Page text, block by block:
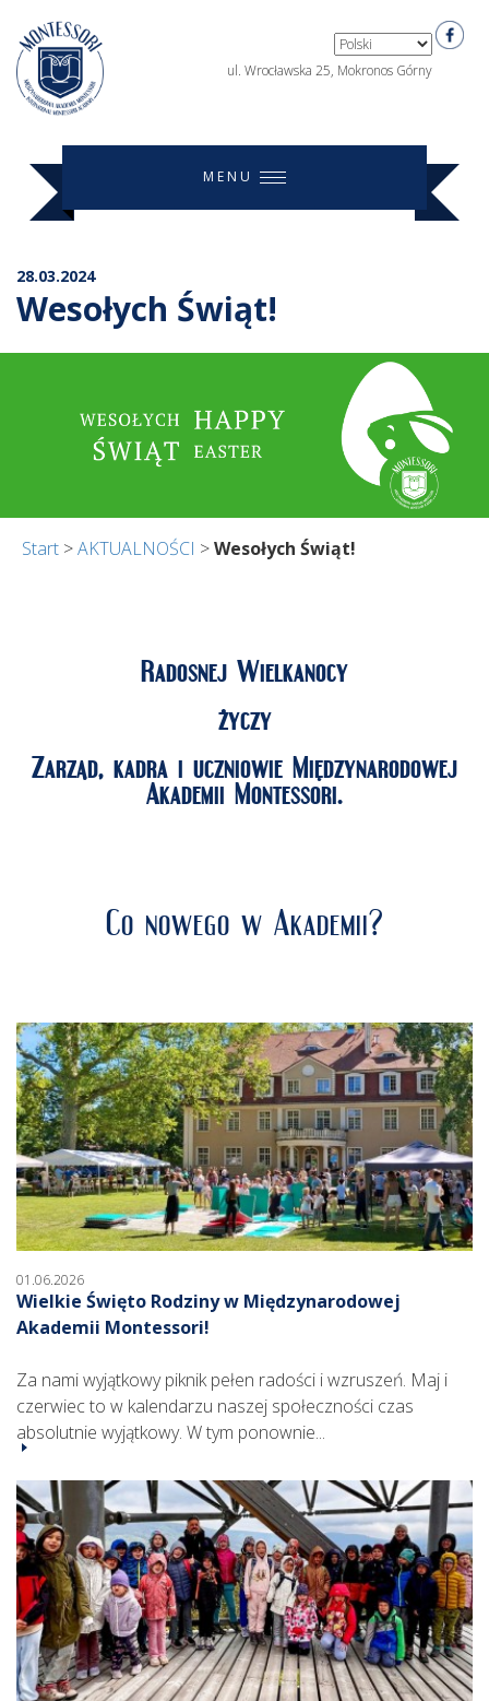
ul. Wrocławska 25, Mokronos Górny
MENU
28.03.2024
Wesołych Świąt!
Start >AKTUALNOŚCI >Wesołych Świąt!
Radosnej Wielkanocy
życzy
Zarząd, kadra i uczniowie Międzynarodowej
Akademii Montessori.
Co nowego w Akademii?
01.06.2026
Wielkie Święto Rodziny w Międzynarodowej
Akademii Montessori!
Za nami wyjątkowy piknik pełen radości i wzruszeń. Maj i
czerwiec to w kalendarzu naszej społeczności czas
absolutnie wyjątkowy. W tym ponownie...